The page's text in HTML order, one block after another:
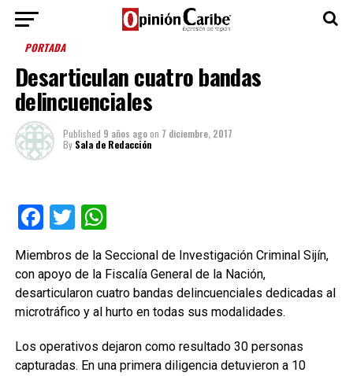
PORTADA
Desarticulan cuatro bandas
delincuenciales
Published 9 años agoon 7 diciembre, 2017
By Sala de Redacción
Facebook
TwitterWhatsApp
Miembros de la Seccional de Investigación Criminal Sijín,
con apoyo de la Fiscalía General de la Nación,
desarticularon cuatro bandas delincuenciales dedicadas al
microtráfico y al hurto en todas sus modalidades.
Los operativos dejaron como resultado 30 personas
capturadas. En una primera diligencia detuvieron a 10